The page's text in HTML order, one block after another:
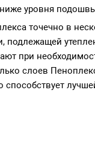
уровня
точечно в
подлежащей
при
слоев